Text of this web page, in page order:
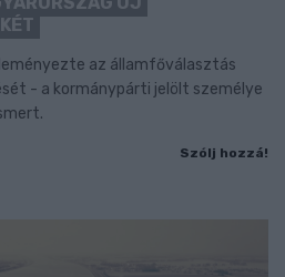
az államfőválasztás
- a kormánypárti jelölt személye
Szólj hozzá!